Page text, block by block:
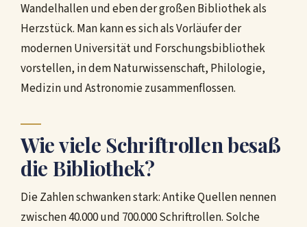
Wandelhallen und eben der großen Bibliothek als
Herzstück. Man kann es sich als Vorläufer der
modernen Universität und Forschungsbibliothek
vorstellen, in dem Naturwissenschaft, Philologie,
Medizin und Astronomie zusammenflossen.
Wie viele Schriftrollen besaß
die Bibliothek?
Die Zahlen schwanken stark: Antike Quellen nennen
zwischen 40.000 und 700.000 Schriftrollen. Solche